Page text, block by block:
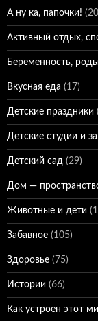
А ну ка, папочки!
Активный отдых,
Беременность,
Вкусная еда (17)
Детские праздники
Детские студии и
Детский сад (29)
Дом —
Животные и дети
Забавное (105)
Здоровье (75)
Истории (66)
Как устроен этот